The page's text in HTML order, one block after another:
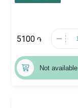
5100 ֏
Not available